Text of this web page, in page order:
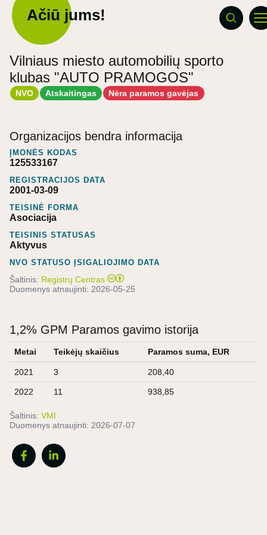
Ačiū jums!
Vilniaus miesto automobilių sporto
klubas "AUTO PRAMOGOS"
NVO Atskaitingas Nėra paramos gavėjas
Organizacijos bendra informacija
ĮMONĖS KODAS
125533167
REGISTRACIJOS DATA
2001-03-09
TEISINĖ FORMA
Asociacija
TEISINIS STATUSAS
Aktyvus
NVO STATUSO ĮSIGALIOJIMO DATA
Šaltinis: Registrų Centras
Duomenys atnaujinti: 2026-05-25
1,2% GPM Paramos gavimo istorija
Metai Teikėjų skaičius Paramos suma, EUR
2021 3 208,40
2022 11 938,85
Šaltinis: VMI
Duomenys atnaujinti: 2026-07-07